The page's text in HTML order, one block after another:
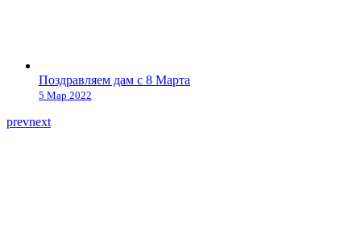
Поздравляем дам с 8 Марта
5 Мар 2022
prevnext